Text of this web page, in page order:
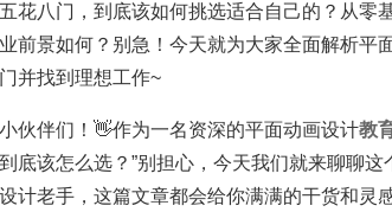
花八门，到底该如何挑选适合自己的？从零
前景如何？别急！今天就为大家全面解析平
并找到理想工作~
伙伴们！👋作为一名资深的平面动画设计教
底该怎么选？”别担心，今天我们就来聊聊
计老手，这篇文章都会给你满满的干货和灵